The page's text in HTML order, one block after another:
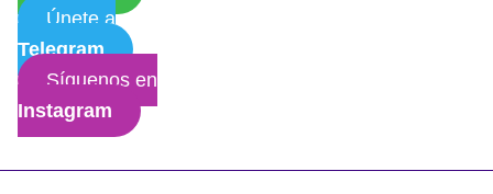
Únete a
Telegram
Síguenos en
Instagram